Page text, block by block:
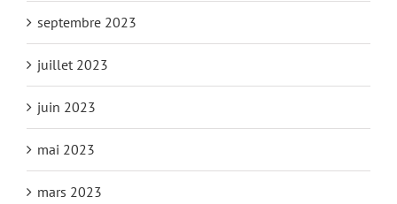
septembre 2023
juillet 2023
juin 2023
mai 2023
mars 2023